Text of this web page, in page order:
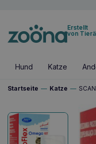
Erstellt
von
Hund Katze
Startseite — Katze —